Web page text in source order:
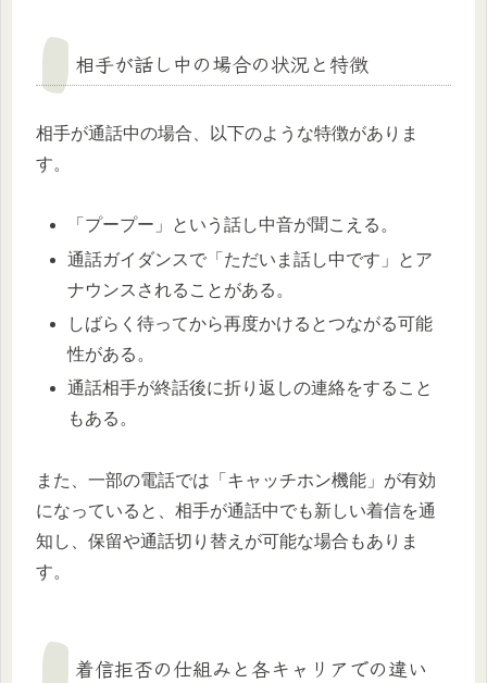
相手が話し中の場合の状況と特徴
相手が通話中の場合、以下のような特徴がありま
す。
「プープー」という話し中音が聞こえる。
通話ガイダンスで「ただいま話し中です」とア
ナウンスされることがある。
しばらく待ってから再度かけるとつながる可能
性がある。
通話相手が終話後に折り返しの連絡をすること
もある。
また、一部の電話では「キャッチホン機能」が有効
になっていると、相手が通話中でも新しい着信を通
知し、保留や通話切り替えが可能な場合もありま
す。
着信拒否の仕組みと各キャリアでの違い